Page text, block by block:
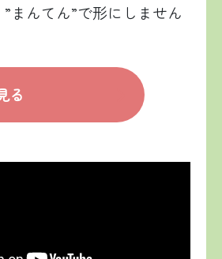
まんてん”で形にしません
る